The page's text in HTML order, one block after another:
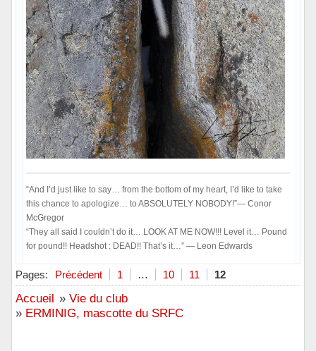
“And I’d just like to say… from the bottom of my heart, I’d like to take
this chance to apologize… to ABSOLUTELY NOBODY!”― Conor
McGregor
“They all said I couldn’t do it… LOOK AT ME NOW!!! Level it… Pound
for pound!! Headshot : DEAD!! That’s it…” ― Leon Edwards
Hors ligne
Pages: Précédent 1 … 10 11 12
Accueil » Vie du club
» ERMINIG, mascotte du SRFC